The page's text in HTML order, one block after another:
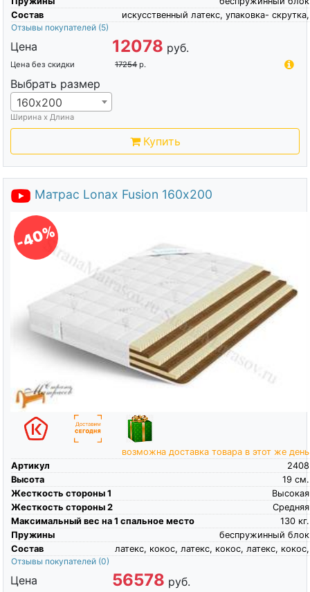
Состав
искусственный латекс, упаковка- скрутка,
Отзывы покупателей (5)
Цена 12078 руб.
Цена без скидки 17254 р.
Выбрать размер
160х200
Ширина х Длина
Купить
Матрас Lonax Fusion 160х200
-40%
возможна доставка товара в этот же день
Артикул
2408
Высота
см.
19
Жесткость стороны 1
Высокая
Жесткость стороны 2
Средняя
Максимальный вес на 1 спальное место
кг.
130
Пружины
беспружинный блок
Состав
латекс, кокос, латекс, кокос, латекс, кокос,
Отзывы покупателей (0)
Цена 56578 руб.